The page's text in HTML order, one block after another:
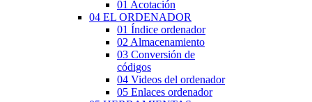
01 Acotación
04 EL ORDENADOR
01 Índice ordenador
02 Almacenamiento
03 Conversión de
códigos
04 Videos del ordenador
05 Enlaces ordenador